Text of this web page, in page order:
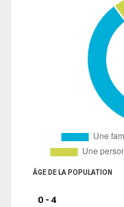
ÂGE DE LA POPULATION
0 - 4